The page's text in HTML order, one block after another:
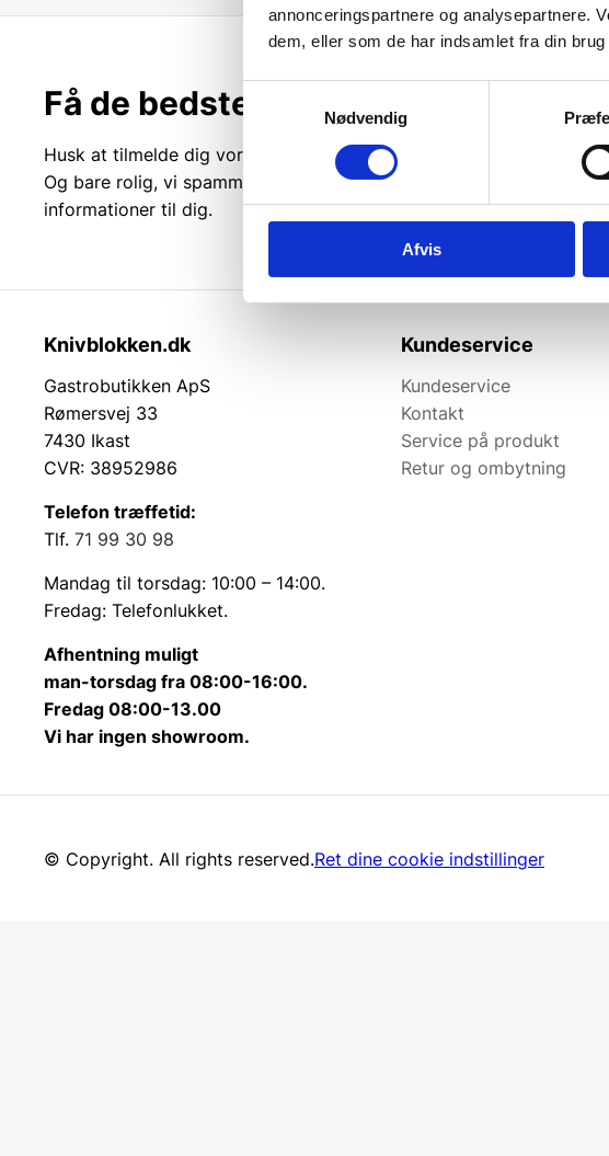
annonceringspartnere og analysepartnere.
dem, eller som de har indsamlet fra din
Samtykkevalg
Nødvendig
Afvis
Få de bedste tilbud først!
Husk at tilmelde dig vores nyhedsbrev og vær først til de bedste
Og bare rolig, vi spammer dig ikke, men sender kun relevante
informationer til dig.
Knivblokken.dk
Gastrobutikken ApS
Rømersvej 33
7430 Ikast
CVR: 38952986
Telefon træffetid:
Tlf. 71 99 30 98
Mandag til torsdag: 10:00 – 14:00.
Fredag: Telefonlukket.
Afhentning muligt
man-torsdag fra 08:00-16:00.
Fredag 08:00-13.00
Vi har ingen showroom.
Kundeservice
Kundeservice
Kontakt
Service på produkt
Retur og ombytning
© Copyright. All rights reserved.Ret dine cookie indstillinger